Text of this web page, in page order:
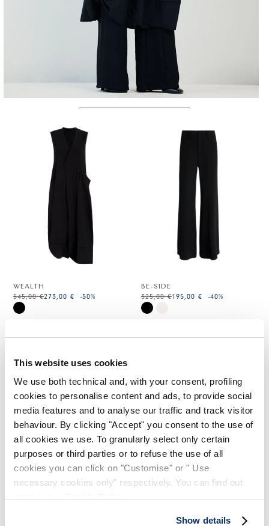
This website uses cookies
We use both technical and, with your consent, profiling
cookies to personalise content and ads, to provide social
media features and to analyse our traffic and track visitor
behaviour. By clicking "Accept" you consent to the use of
all cookies we use. To granularly select only certain
purposes or third parties or to refuse the use of all
cookies you can click on "Customise" or " Use
necessary cookies only" respectively. You can find out
Show details
WEALTH
545,00 €273,00 € -50%
BE-SIDE
325,00 €195,00 € -40%